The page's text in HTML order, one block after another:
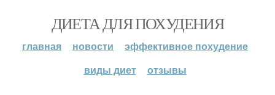
ДИЕТА ДЛЯ ПОХУДЕНИЯ
главная новости
эффективное похудение
виды диет
отзывы